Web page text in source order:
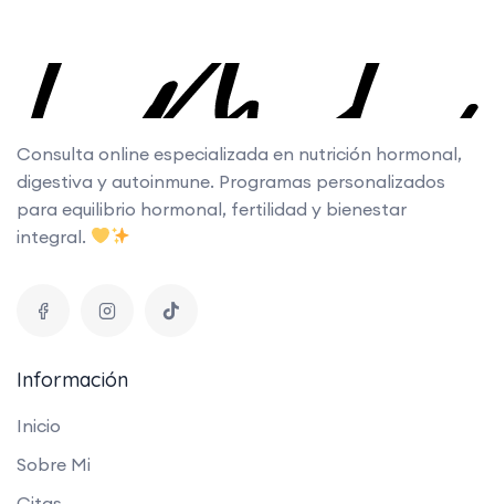
Consulta online especializada en nutrición hormonal,
digestiva y autoinmune. Programas personalizados
para equilibrio hormonal, fertilidad y bienestar
integral.
Información
Inicio
Sobre Mi